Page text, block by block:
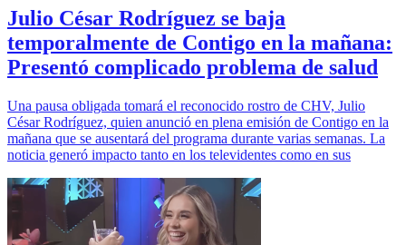
Julio César Rodríguez se baja
temporalmente de Contigo en la mañana:
Presentó complicado problema de salud
Una pausa obligada tomará el reconocido rostro de CHV, Julio
César Rodríguez, quien anunció en plena emisión de Contigo en la
mañana que se ausentará del programa durante varias semanas. La
noticia generó impacto tanto en los televidentes como en sus